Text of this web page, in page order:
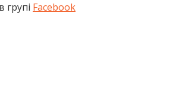
групі Facebook